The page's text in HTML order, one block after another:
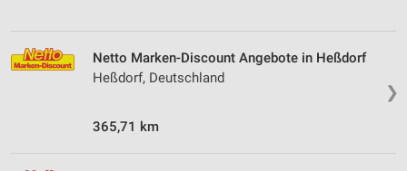
❯
Netto Marken-Discount Angebote in Heßdorf
Heßdorf, Deutschland
365,71 km